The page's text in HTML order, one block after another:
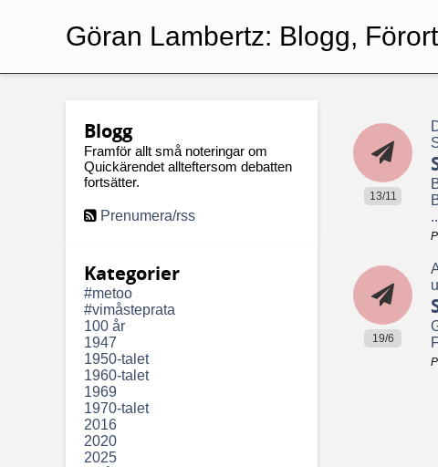
Blogg
Framför allt små noteringar om
Quickärendet allteftersom debatten
fortsätter.
Prenumera/rss
Kategorier
#metoo
#vimåsteprata
100 år
1947
1950-talet
1960-talet
1969
1970-talet
2016
2020
2025
13/11
19/6
Göran Lambertz: Blogg,